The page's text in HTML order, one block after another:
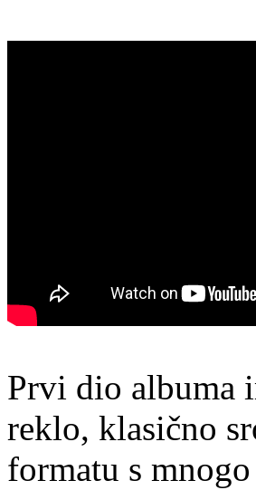
Prvi dio albuma
reklo, klasično
formatu s